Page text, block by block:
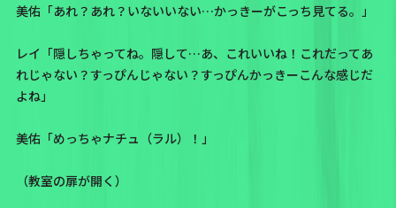
美佑「あれ？あれ？いないいない…かっきーがこっち見てる。」
レイ「隠しちゃってね。隠して…あ、これいいね！これだってあ
れじゃない？すっぴんじゃない？すっぴんかっきーこんな感じだ
よね」
美佑「めっちゃナチュ（ラル）！」
（教室の扉が開く）